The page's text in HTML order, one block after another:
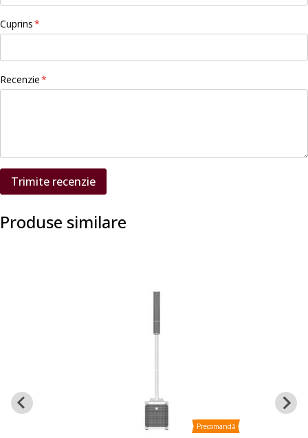
Cuprins
Recenzie
Trimite recenzie
Produse similare
Precomandă